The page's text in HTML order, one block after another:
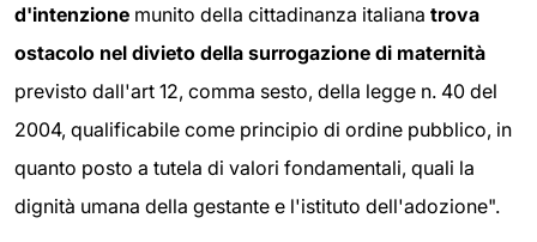
d'intenzione munito della cittadinanza italiana trova
ostacolo nel divieto della surrogazione di maternità
previsto dall'art 12, comma sesto, della legge n. 40 del
2004, qualificabile come principio di ordine pubblico, in
quanto posto a tutela di valori fondamentali, quali la
dignità umana della gestante e l'istituto dell'adozione".